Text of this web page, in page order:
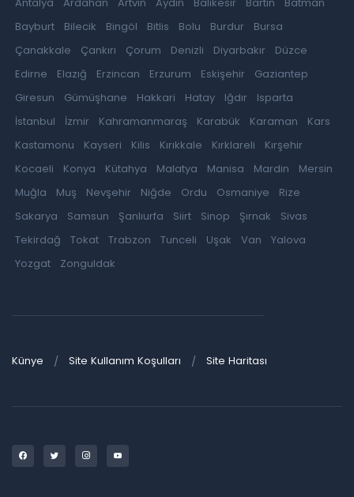
Bayburt
Bilecik Bingöl Bitlis Bolu Burdur
Bursa
Çanakkale
Çankırı Çorum Denizli Diyarbakır
Düzce
Edirne
Elazığ Erzincan Erzurum Eskişehir
Gaziantep
Giresun
Gümüşhane Hakkari Hatay Iğdır
Isparta
İstanbul
İzmir Kahramanmaraş Karabük Karaman
Kars
Kastamonu
Kayseri Kilis Kırıkkale Kırklareli
Kırşehir
Kocaeli
Konya Kütahya Malatya Manisa Mardin
Mersin
Muğla
Muş Nevşehir Niğde Ordu Osmaniye
Rize
Sakarya
Samsun Şanlıurfa Siirt Sinop Şırnak
Sivas
Tekirdağ
Tokat Trabzon Tunceli Uşak Van
Yalova
Yozgat
Zonguldak
Künye Site Kullanım Koşulları Site Haritası